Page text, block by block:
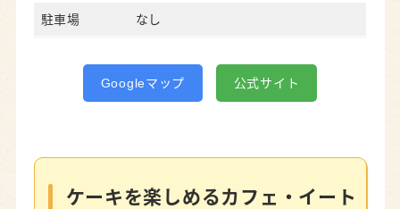
駐車場 なし
Googleマップ 公式サイト
ケーキを楽しめるカフェ・イート